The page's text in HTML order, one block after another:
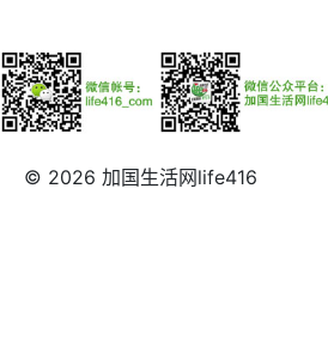
© 2026 加国生活网life416